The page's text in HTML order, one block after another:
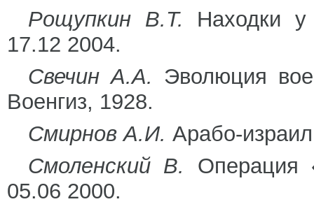
Рощупкин В.Т.
Находки
17.12 2004.
Свечин А.А. Эволюция
Военгиз, 1928.
Смирнов А.И. Арабо-
Смоленский В.
Операция
05.06 2000.